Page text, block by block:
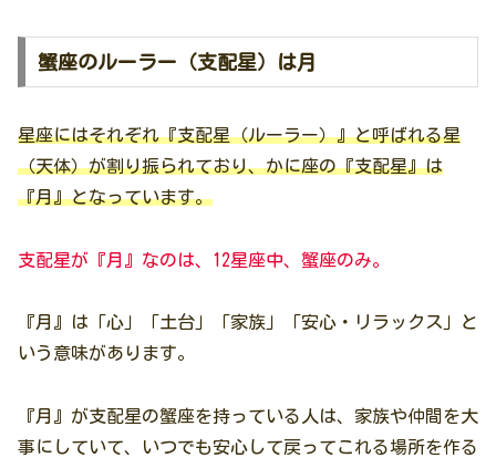
蟹座のルーラー（支配星）は月
星座にはそれぞれ『支配星（ルーラー）』と呼ばれる星
（天体）が割り振られており、かに座の『支配星』は
『月』となっています。
支配星が『月』なのは、12星座中、蟹座のみ。
『月』は「心」「土台」「家族」「安心・リラックス」と
いう意味があります。
『月』が支配星の蟹座を持っている人は、家族や仲間を大
事にしていて、いつでも安心して戻ってこれる場所を作る